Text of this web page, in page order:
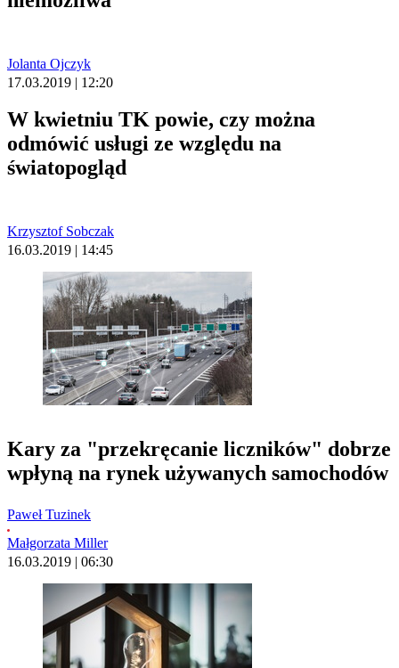
Jolanta Ojczyk
17.03.2019 | 12:20
W kwietniu TK powie, czy można
odmówić usługi ze względu na
światopogląd
Krzysztof Sobczak
16.03.2019 | 14:45
Kary za "przekręcanie liczników" dobrze
wpłyną na rynek używanych samochodów
Paweł Tuzinek
Małgorzata Miller
16.03.2019 | 06:30